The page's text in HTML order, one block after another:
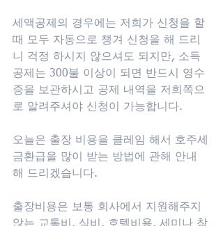
세액공제의 경우에는 저희가 신청을 할
때 모두 자동으로 챙겨 신청을 해 드리
니 걱정 하시지 않으셔도 되지만, 소득
공제는 300불 이상이 되면 반드시 영수
증을 보관하시고 공제 내역을 저희쪽으
로 알려주셔야 신청이 가능합니다.
오늘은 출장 비용을 클레임 해서 호주세
금환급을 많이 받는 방법에 관해 안내
해 드리겠습니다.
출장비용은 보통 회사에서 지원해주지